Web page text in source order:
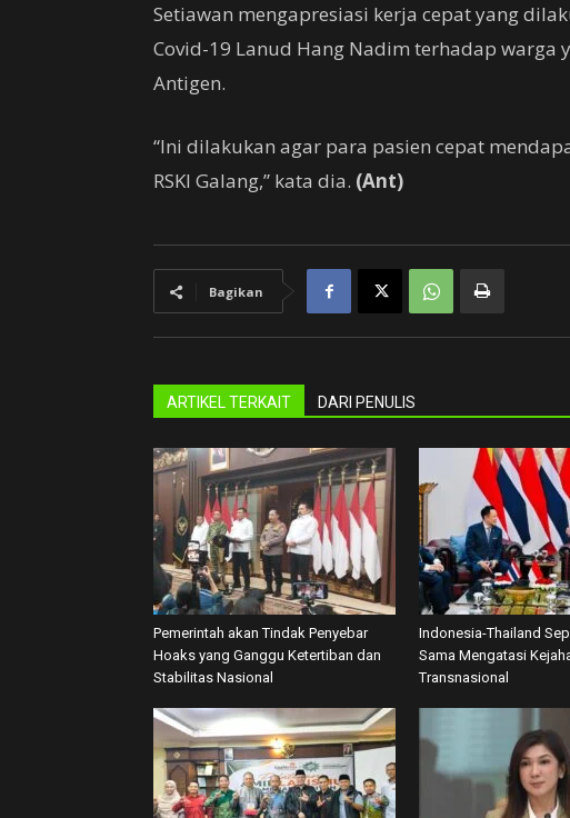
Setiawan mengapresiasi kerja cepat yang
Covid-19 Lanud Hang Nadim terhadap warga
Antigen.
“Ini dilakukan agar para pasien cepat
RSKI Galang,” kata dia. (Ant)
Bagikan
ARTIKEL TERKAIT DARI PENULIS
Pemerintah akan Tindak Penyebar
Hoaks yang Ganggu Ketertiban dan
Stabilitas Nasional
Indonesia-Thailand
Sama Mengatasi
Transnasional